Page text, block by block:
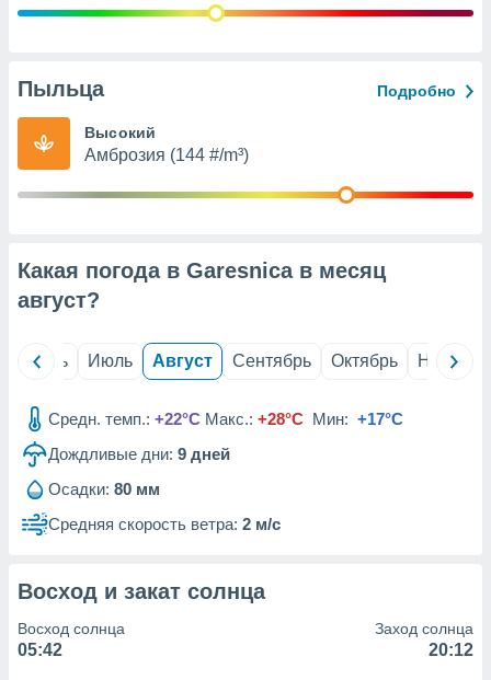
данных
рекламы
сведения
наших 1199
Пыльца Подробно
Высокий
Амброзия (144 #/m³)
Какая погода в Garesnica в месяц
август?
Июнь Июль Август Сентябрь Октябрь Ноябрь
Средн. темп.: +22°C Макс.: +28°C Мин: +17°C
Дождливые дни: 9 дней
Осадки: 80 мм
Средняя скорость ветра: 2 м/с
Восход и закат солнца
Восход солнца
05:42
Заход солнца
20:12